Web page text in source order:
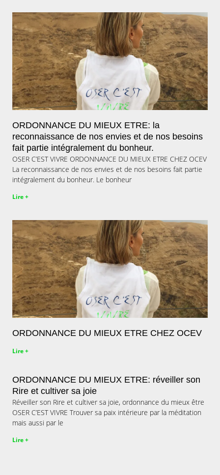
ORDONNANCE DU MIEUX ETRE: la
reconnaissance de nos envies et de nos besoins
fait partie intégralement du bonheur.
OSER C’EST VIVRE ORDONNANCE DU MIEUX ETRE CHEZ OCEV
La reconnaissance de nos envies et de nos besoins fait partie
intégralement du bonheur. Le bonheur
Lire +
ORDONNANCE DU MIEUX ETRE CHEZ OCEV
Lire +
ORDONNANCE DU MIEUX ETRE: réveiller son
Rire et cultiver sa joie
Réveiller son Rire et cultiver sa joie, ordonnance du mieux être
OSER C’EST VIVRE Trouver sa paix intérieure par la méditation
mais aussi par le
Lire +